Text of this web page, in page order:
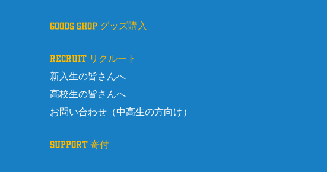
goods shop グッズ購入
recruit リクルート
新入生の皆さんへ
高校生の皆さんへ
お問い合わせ（中高生の方向け）
support 寄付